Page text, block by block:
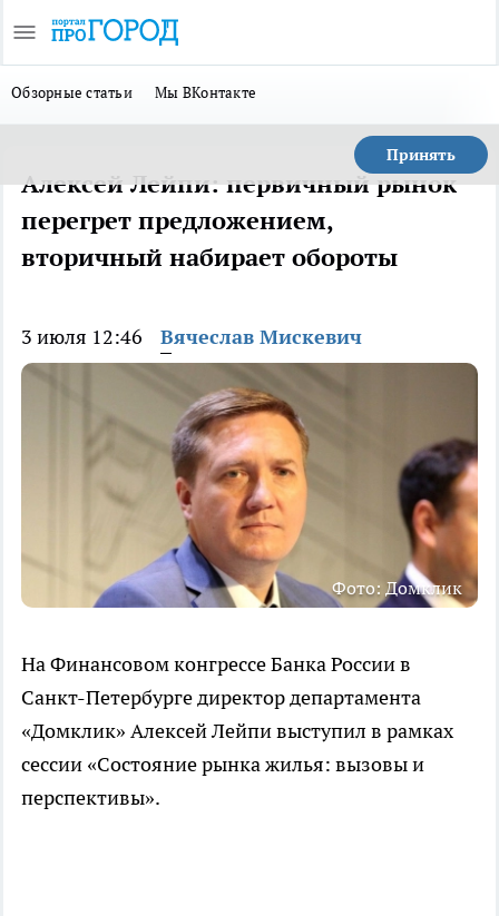
Обзорные статьи Мы ВКонтакте
Принять
Алексей Лейпи: первичный рынок
перегрет предложением,
вторичный набирает обороты
3 июля 12:46 Вячеслав Мискевич
Фото: Домклик
На Финансовом конгрессе Банка России в
Санкт-Петербурге директор департамента
«Домклик» Алексей Лейпи выступил в рамках
сессии «Состояние рынка жилья: вызовы и
перспективы».